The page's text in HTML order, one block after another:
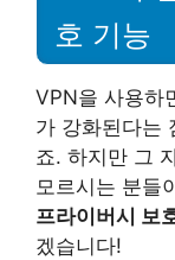
호 기능
VPN을 사용하
가 강화된다는
죠. 하지만 그
모르시는 분들
프라이버시 보
겠습니다!